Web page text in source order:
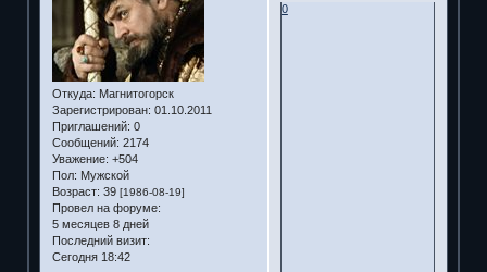
Откуда: Магнитогорск
Зарегистрирован: 01.10.2011
Приглашений: 0
Сообщений: 2174
Уважение: +504
Пол: Мужской
Возраст: 39 [1986-08-19]
Провел на форуме:
5 месяцев 8 дней
Последний визит:
Сегодня 18:42
0